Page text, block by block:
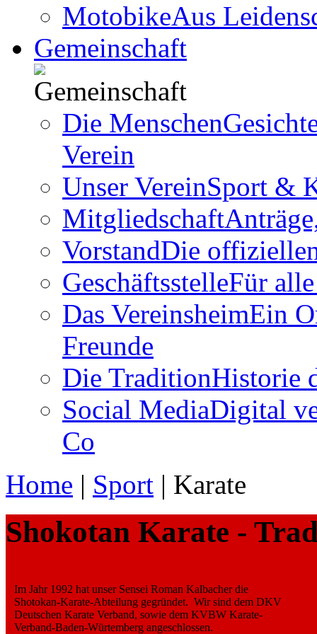
MotobikeAus
Gemeinschaft
Die Menschen
Verein
Unser VereinSport &
Mitgliedschaft
VorstandDie
GeschäftsstelleFür
Das VereinsheimEin
Freunde
Die TraditionHistorie
Social MediaDigital
Co
Home | Sport | Karate
Shokotan Karate -
Im Jahr 1992 hat unser Sensei Roman Kalbacher die
Shotokan-Karate-Abteilung gegründet. Wir sind dem DKV
Deutschen Karate Verband, sowie dem KVBW Karate-
Verband-Baden-Würtemberg angeschlossen.